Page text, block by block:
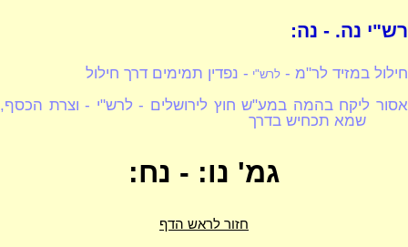
רש"י נה. - נה:
חילול במזיד לר"מ - לרש"י - נפדין תמימים דרך חילול
אסור ליקח בהמה במע"ש חוץ לירושלים - לרש"י - וצרת הכסף,
שמא תכחיש בדרך
גמ' נו: - נח:
חזור לראש הדף